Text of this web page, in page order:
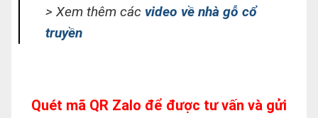
> Xem thêm các video về nhà gỗ cổ
truyền
Quét mã QR Zalo để được tư vấn và gửi